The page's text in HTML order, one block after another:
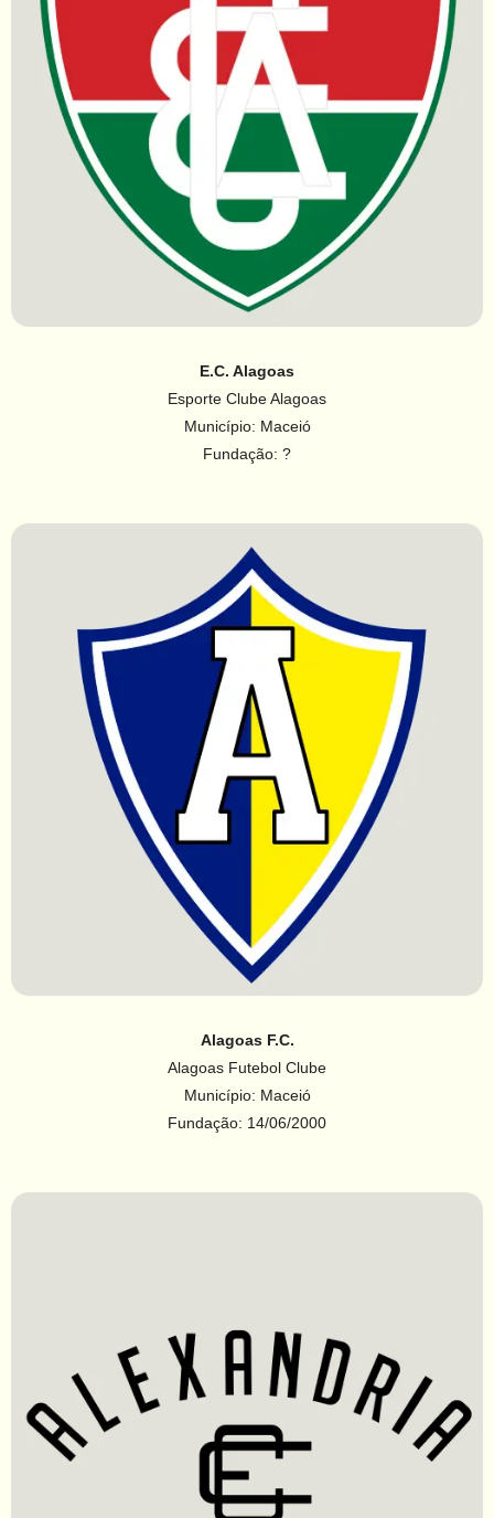
E.C. Alagoas
Esporte Clube Alagoas
Município: Maceió
Fundação: ?
Alagoas F.C.
Alagoas Futebol Clube
Município: Maceió
Fundação: 14/06/2000